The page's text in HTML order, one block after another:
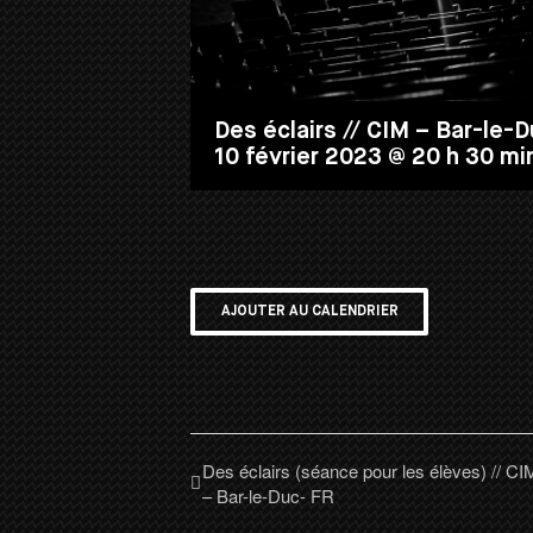
Des éclairs // CIM – Bar-le-
10 février 2023 @ 20 h 30
AJOUTER AU CALENDRIER
Des éclairs (séance pour les élèves) //
– Bar-le-Duc- FR